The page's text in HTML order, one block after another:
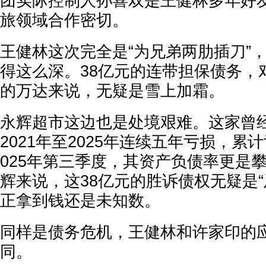
旅领域合作密切。
王健林这次完全是“为兄弟两肋插刀”
得这么深。38亿元的连带担保债务，
的万达来说，无疑是雪上加霜。
永辉超市这边也是处境艰难。这家曾
2021年至2025年连续五年亏损，累
025年第三季度，其资产负债率更是
辉来说，这38亿元的胜诉债权无疑是
正拿到钱还是未知数。
同样是债务危机，王健林和许家印的
同。